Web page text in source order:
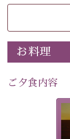
ご朝食は個室の
-----------【安心
個室料亭、貸切
滞在いただける
30項目以上から
徹底した衛生管
・朝食は個室料
お料理
ご夕食内容